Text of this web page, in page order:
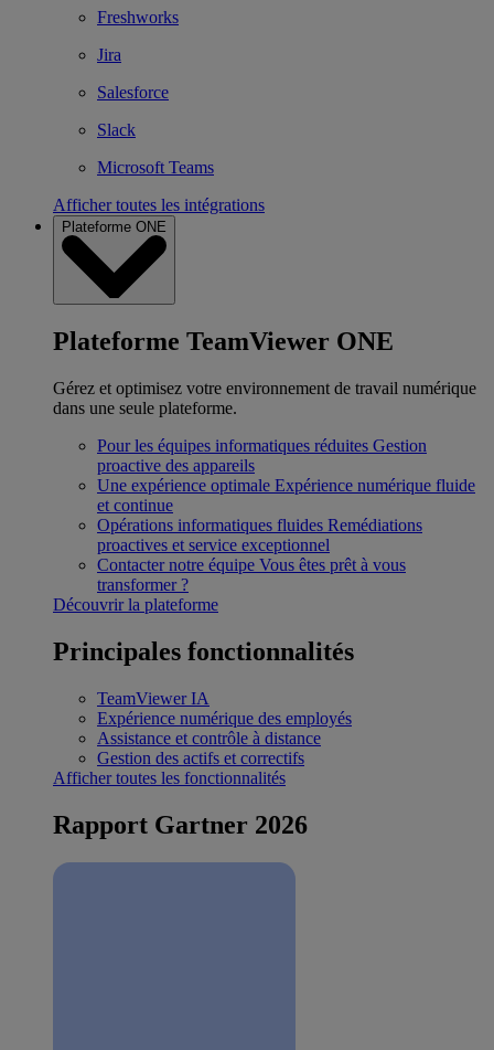
Freshworks
Jira
Salesforce
Slack
Microsoft Teams
Afficher toutes les intégrations
Plateforme ONE
Plateforme TeamViewer ONE
Gérez et optimisez votre environnement de travail numérique
dans une seule plateforme.
Pour les équipes informatiques réduites Gestion
proactive des appareils
Une expérience optimale Expérience numérique fluide
et continue
Opérations informatiques fluides Remédiations
proactives et service exceptionnel
Contacter notre équipe Vous êtes prêt à vous
transformer ?
Découvrir la plateforme
Principales fonctionnalités
TeamViewer IA
Expérience numérique des employés
Assistance et contrôle à distance
Gestion des actifs et correctifs
Afficher toutes les fonctionnalités
Rapport Gartner 2026